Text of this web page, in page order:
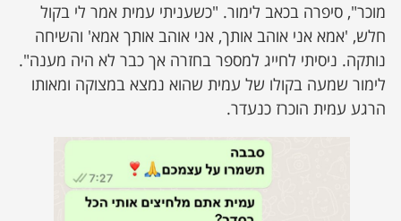
מוכר", סיפרה בכאב לימור. "כשעניתי עמית אמר לי בקול
חלש, 'אמא אני אוהב אותך, אני אוהב אותך אמא' והשיחה
נותקה. ניסיתי לחייג למספר בחזרה אך כבר לא היה מענה".
לימור שמעה בקולו של עמית שהוא נמצא במצוקה ומאותו
הרגע עמית הוכרז כנעדר.